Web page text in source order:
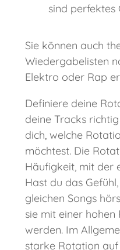
sind perfektes
Sie können auch
Wiedergabelisten
Elektro oder Rap
Definiere deine
deine Tracks
dich, welche
möchtest. Die
Häufigkeit, mit der
Hast du das
gleichen Songs
sie mit einer
werden. Im
starke Rotation auf